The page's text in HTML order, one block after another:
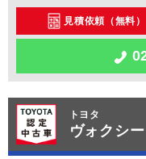
見積依頼（無料）
トヨタ
ヴォクシ